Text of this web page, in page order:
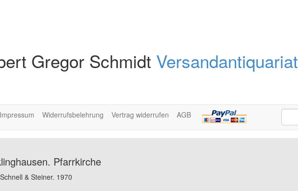
Gregor Schmidt Versandantiquariat
Impressum Widerrufsbelehrung Vertrag widerrufen AGB
Pfarrkirche
& Steiner. 1970